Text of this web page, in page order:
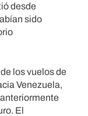
desde
sido
los vuelos de
Venezuela,
El